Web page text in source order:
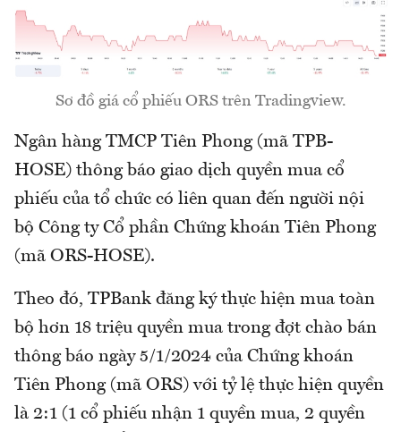
Sơ đồ giá cổ phiếu ORS trên Tradingview.
Ngân hàng TMCP Tiên Phong (mã TPB-
HOSE) thông báo giao dịch quyền mua cổ
phiếu của tổ chức có liên quan đến người nội
bộ Công ty Cổ phần Chứng khoán Tiên Phong
(mã ORS-HOSE).
Theo đó, TPBank đăng ký thực hiện mua toàn
bộ hơn 18 triệu quyền mua trong đợt chào bán
thông báo ngày 5/1/2024 của Chứng khoán
Tiên Phong (mã ORS) với tỷ lệ thực hiện quyền
là 2:1 (1 cổ phiếu nhận 1 quyền mua, 2 quyền